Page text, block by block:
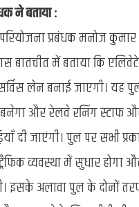
ने बताया :
प्रबंधक मनोज
बातचीत में बताया कि
लेन बनाई जाएगी। यह
और रेलवे रनिंग स्टाफ और
दी जाएंगी। पुल पर सभी
व्यवस्था में सुधार होगा
इसके अलावा पुल के दोनों